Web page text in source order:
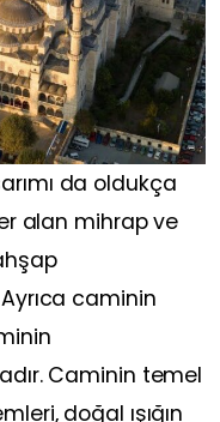
da oldukça
alan mihrap ve
caminin
Caminin temel
doğal ışığın